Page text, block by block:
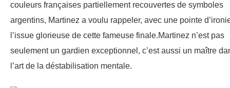
couleurs françaises partiellement recouvertes de symboles
argentins, Martinez a voulu rappeler, avec une pointe
l’issue glorieuse de cette fameuse finale.Martinez n’est pas
seulement un gardien exceptionnel, c’est aussi un maître
l’art de la déstabilisation mentale.